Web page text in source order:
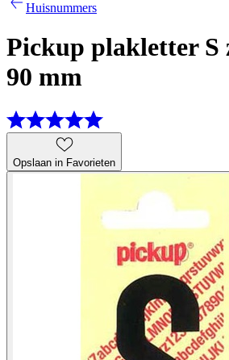
Huisnummers
Pickup plakletter S
90 mm
Opslaan in Favorieten